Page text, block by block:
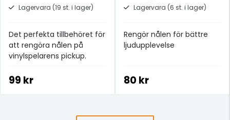
Lagervara (19 st. i lager)
Det perfekta tillbehöret för
att rengöra nålen på
vinylspelarens pickup.
99 kr
Lagervara (6 st. i lager)
Rengör nålen för bättre
ljudupplevelse
80 kr